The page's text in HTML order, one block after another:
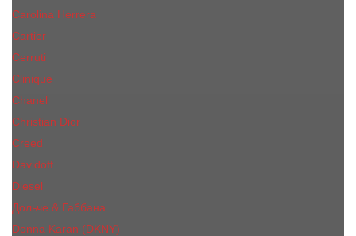
Carolina Herrera
Cartier
Cerruti
Сliniquе
Chanel
Christian Dior
Creed
Davidoff
Diesel
Дольче & Габбана
Donna Karan (DKNY)